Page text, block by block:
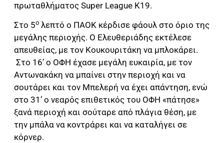
πρωταθλήματος Super League K19.
Στο 5ο λεπτό ο ΠΑΟΚ κέρδισε φάουλ στο όριο της
μεγάλης περιοχής. Ο Ελευθεριάδης εκτέλεσε
απευθείας, με τον Κουκουριτάκη να μπλοκάρει.
Στο 16’ ο ΟΦΗ έχασε μεγάλη ευκαιρία, με τον
Αντωνακάκη να μπαίνει στην περιοχή και να
σουτάρει και τον Μπελερή να έχει απάντηση, ενώ
στο 31’ ο νεαρός επιθετικός του ΟΦΗ «πάτησε»
ξανά περιοχή και σούταρε από πλάγια θέση, με
την μπάλα να κοντράρει και να καταλήγει σε
κόρνερ.